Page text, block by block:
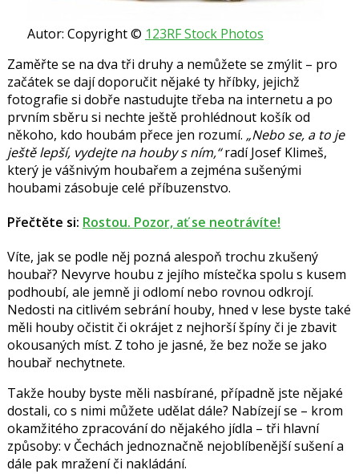
Autor: Copyright © 123RF Stock Photos
Zaměřte se na dva tři druhy a nemůžete se zmýlit – pro
začátek se dají doporučit nějaké ty hříbky, jejichž
fotografie si dobře nastudujte třeba na internetu a po
prvním sběru si nechte ještě prohlédnout košík od
někoho, kdo houbám přece jen rozumí. „Nebo se, a to je
ještě lepší, vydejte na houby s ním,“radíJosef Klimeš,
který je vášnivým houbařem a zejména sušenými
houbami zásobuje celé příbuzenstvo.
Přečtěte si: Rostou. Pozor, ať se neotrávíte!
Víte, jak se podle něj pozná alespoň trochu zkušený
houbař? Nevyrve houbu z jejího místečka spolu s kusem
podhoubí, ale jemně ji odlomí nebo rovnou odkrojí.
Nedosti na citlivém sebrání houby, hned v lese byste také
měli houby očistit či okrájet z nejhorší špíny či je zbavit
okousaných míst. Z toho je jasné, že bez nože se jako
houbař nechytnete.
Takže houby byste měli nasbírané, případně jste nějaké
dostali, co s nimi můžete udělat dále? Nabízejí se – krom
okamžitého zpracování do nějakého jídla – tři hlavní
způsoby: v Čechách jednoznačně nejoblíbenější sušení a
dále pak mražení či nakládání.